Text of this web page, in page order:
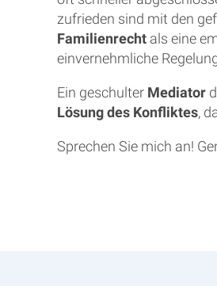
zufrieden sind mit den
Familienrecht als eine
einvernehmliche
Ein geschulter Mediator
Lösung des Konfliktes,
Sprechen Sie mich an!